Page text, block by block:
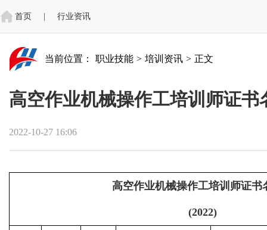
首页 行业资讯
当前位置： 职业技能 > 培训资讯 > 正文
高空作业机械操作工培训师证书
2022-10-27 16:06
高空作业机械操作工培训师证书
(2022)